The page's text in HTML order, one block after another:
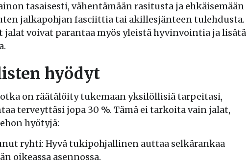
tasaisesti, vähentämään rasitusta ja ehkäisemään
jalkapohjan fasciittia tai akillesjänteen tulehdusta.
voivat parantaa myös yleistä hyvinvointia ja lisätä
hyödyt
on räätälöity tukemaan yksilöllisiä tarpeitasi,
terveyttäsi jopa 30 %. Tämä ei tarkoita vain jalat,
hyötyjä:
ryhti: Hyvä tukipohjallinen auttaa selkärankaa
oikeassa asennossa.